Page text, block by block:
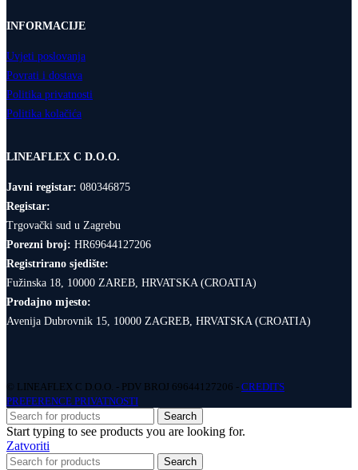
INFORMACIJE
Uvjeti poslovanja
Povrati i dostava
Politika privatnosti
Politika kolačića
LINEAFLEX C D.O.O.
Javni registar: 080346875
Registar:
Trgovački sud u Zagrebu
Porezni broj: HR69644127206
Registrirano sjedište:
Fužinska 18, 10000 ZAREB, HRVATSKA (CROATIA)
Prodajno mjesto:
Avenija Dubrovnik 15, 10000 ZAGREB, HRVATSKA (CROATIA)
© LINEAFLEX C D.O.O. - PDV BROJ 69644127206 - CREDITS
PREFERENCE PRIVATNOSTI
Search
Start typing to see products you are looking for.
Zatvoriti
Search